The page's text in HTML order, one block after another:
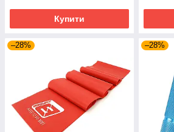
Купити
–28% –28%